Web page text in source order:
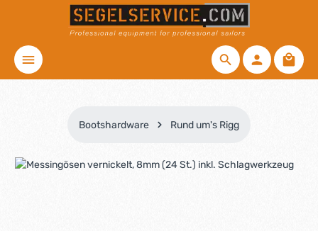
Zum Hauptinhalt springen
Bootshardware Rund um's Rigg
Bildergalerie überspringen